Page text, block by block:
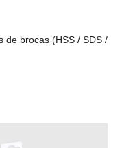
de brocas (HSS / SDS /